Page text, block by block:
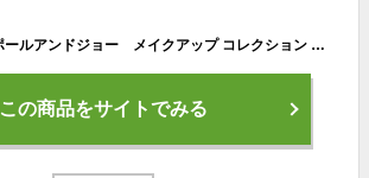
【予約】【限定】ポールアンドジョー メイクアップ コレクション 2025【001・002】選べる2種類 11月1日より順次発送 2025クリスマスコフレ ギフト プレゼント クリスマス 彼女 家族
この商品をサイトでみる